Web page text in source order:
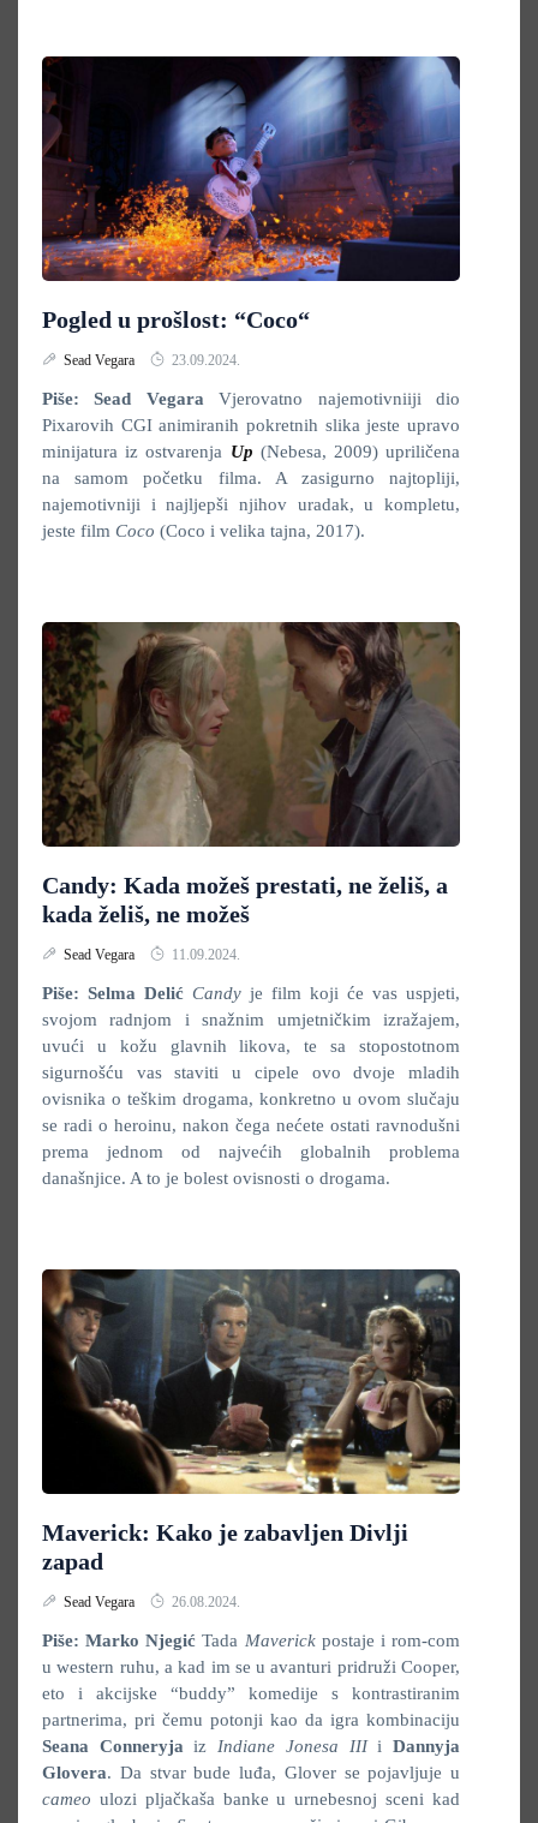
Pogled u prošlost: “Coco“
Sead Vegara 23.09.2024.
Piše: Sead Vegara Vjerovatno najemotivniiji dio
Pixarovih CGI animiranih pokretnih slika jeste upravo
minijatura iz ostvarenja Up (Nebesa, 2009) upriličena
na samom početku filma. A zasigurno najtopliji,
najemotivniji i najljepši njihov uradak, u kompletu,
jeste film Coco (Coco i velika tajna, 2017).
Candy: Kada možeš prestati, ne želiš, a
kada želiš, ne možeš
Sead Vegara 11.09.2024.
Piše: Selma Delić Candy je film koji će vas uspjeti,
svojom radnjom i snažnim umjetničkim izražajem,
uvući u kožu glavnih likova, te sa stopostotnom
sigurnošću vas staviti u cipele ovo dvoje mladih
ovisnika o teškim drogama, konkretno u ovom slučaju
se radi o heroinu, nakon čega nećete ostati ravnodušni
prema jednom od najvećih globalnih problema
današnjice. A to je bolest ovisnosti o drogama.
Maverick: Kako je zabavljen Divlji
zapad
Sead Vegara 26.08.2024.
Piše: Marko Njegić Tada Maverickpostaje i rom-com
u western ruhu, a kad im se u avanturi pridruži Cooper,
eto i akcijske “buddy” komedije s kontrastiranim
partnerima, pri čemu potonji kao da igra kombinaciju
Seana Conneryjaiz Indiane Jonesa IIIiDannyja
Glovera. Da stvar bude luđa, Glover se pojavljuje u
cameo ulozi pljačkaša banke u urnebesnoj sceni kad